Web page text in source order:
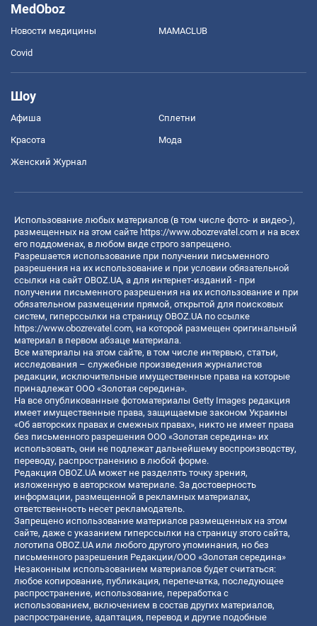
MedOboz
Новости медицины MAMACLUB
Covid
Шоу
Афиша Сплетни
Красота Мода
Женский Журнал
Использование любых материалов (в том числе фото- и видео-),
размещенных на этом сайте https://www.obozrevatel.com и на всех
его поддоменах, в любом виде строго запрещено.
Разрешается использование при получении письменного
разрешения на их использование и при условии обязательной
ссылки на сайт OBOZ.UA, а для интернет-изданий - при
получении письменного разрешения на их использование и при
обязательном размещении прямой, открытой для поисковых
систем, гиперссылки на страницу OBOZ.UA по ссылке
https://www.obozrevatel.com, на которой размещен оригинальный
материал в первом абзаце материала.
Все материалы на этом сайте, в том числе интервью, статьи,
исследования – служебные произведения журналистов
редакции, исключительные имущественные права на которые
принадлежат ООО «Золотая середина».
На все опубликованные фотоматериалы Getty Images редакция
имеет имущественные права, защищаемые законом Украины
«Об авторских правах и смежных правах», никто не имеет права
без письменного разрешения ООО «Золотая середина» их
использовать, они не подлежат дальнейшему воспроизводству,
переводу, распространению в любой форме.
Редакция OBOZ.UA может не разделять точку зрения,
изложенную в авторском материале. За достоверность
информации, размещенной в рекламных материалах,
ответственность несет рекламодатель.
Запрещено использование материалов размещенных на этом
сайте, даже с указанием гиперссылки на страницу этого сайта,
логотипа OBOZ.UA или любого другого упоминания, но без
письменного разрешения Редакции/ООО «Золотая середина»
Незаконным использованием материалов будет считаться:
любое копирование, публикация, перепечатка, последующее
распространение, использование, переработка с
использованием, включением в состав других материалов,
распространение, адаптация, перевод и другие подобные